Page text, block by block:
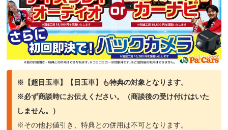
※【超目玉車】【目玉車】も特典の対象となります。
※必ず商談時にお伝えください。（商談後の受け付けはいた
しません。）
※その他お値引き、特典との併用は不可となります。